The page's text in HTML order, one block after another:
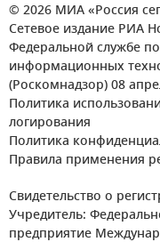
© 2026 МИА «Россия
Сетевое издание РИА
Федеральной службе
информационных
(Роскомнадзор) 08
Политика
логирования
Политика
Правила применения
Свидетельство о
Учредитель:
предприятие